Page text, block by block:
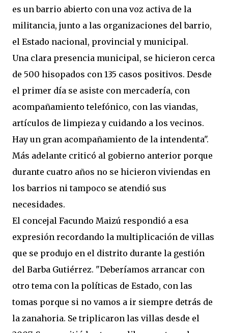
es un barrio abierto con una voz activa de la
militancia, junto a las organizaciones del barrio,
el Estado nacional, provincial y municipal.
Una clara presencia municipal, se hicieron cerca
de 500 hisopados con 135 casos positivos. Desde
el primer día se asiste con mercadería, con
acompañamiento telefónico, con las viandas,
artículos de limpieza y cuidando a los vecinos.
Hay un gran acompañamiento de la intendenta".
Más adelante criticó al gobierno anterior porque
durante cuatro años no se hicieron viviendas en
los barrios ni tampoco se atendió sus
necesidades.
El concejal Facundo Maizú respondió a esa
expresión recordando la multiplicación de villas
que se produjo en el distrito durante la gestión
del Barba Gutiérrez. "Deberíamos arrancar con
otro tema con la políticas de Estado, con las
tomas porque si no vamos a ir siempre detrás de
la zanahoria. Se triplicaron las villas desde el